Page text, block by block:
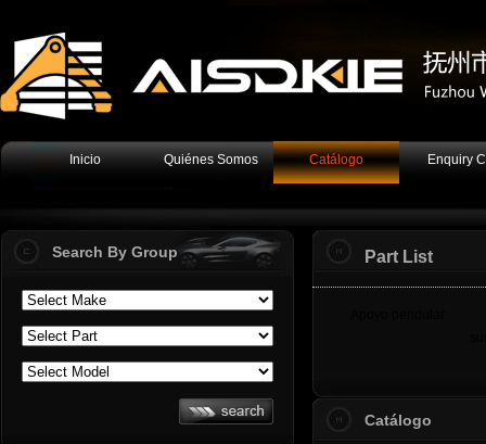
Inicio Quiénes Somos Catálogo Enquiry
Part List
Catálogo
Search By Group